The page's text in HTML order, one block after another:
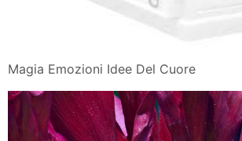
Magia Emozioni Idee Del Cuore